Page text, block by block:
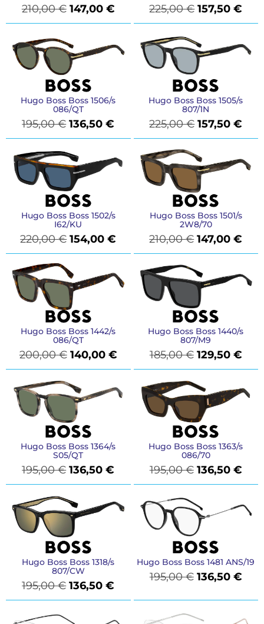
210,00€ 147,00 € 225,00€ 157,50€
Hugo Boss Boss 1506/s
086/QT
195,00€ 136,50€
Hugo Boss Boss 1505/s
807/1N
225,00€ 157,50€
Hugo Boss Boss 1502/s
I62/KU
220,00€ 154,00€
Hugo Boss Boss 1501/s
2W8/70
210,00€ 147,00€
Hugo Boss Boss 1442/s
086/QT
200,00€ 140,00 €
Hugo Boss Boss 1440/s
807/M9
185,00€ 129,50 €
Hugo Boss Boss 1364/s
S05/QT
195,00€ 136,50€
Hugo Boss Boss 1363/s
086/70
195,00€ 136,50 €
Hugo Boss Boss 1318/s
807/CW
195,00€ 136,50€
Hugo Boss Boss 1481 ANS/19
195,00€ 136,50 €